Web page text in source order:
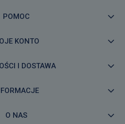
POMOC
KONTO
I DOSTAWA
O NAS